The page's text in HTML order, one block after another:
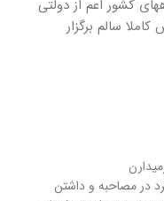
کشور اعم از دولتی
سالم برگزار
عملکرد در مصاحبه و داشتن